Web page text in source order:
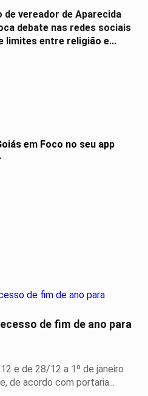
de vereador de Aparecida
debate nas redes sociais
limites entre religião e...
em Foco no seu app
de fim de ano para
e de 28/12 a 1º de janeiro
de acordo com portaria...